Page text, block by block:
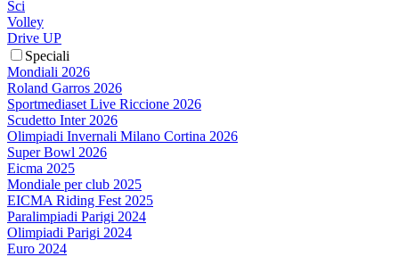
Sci
Volley
Drive UP
Speciali
Mondiali 2026
Roland Garros 2026
Sportmediaset Live Riccione 2026
Scudetto Inter 2026
Olimpiadi Invernali Milano Cortina 2026
Super Bowl 2026
Eicma 2025
Mondiale per club 2025
EICMA Riding Fest 2025
Paralimpiadi Parigi 2024
Olimpiadi Parigi 2024
Euro 2024